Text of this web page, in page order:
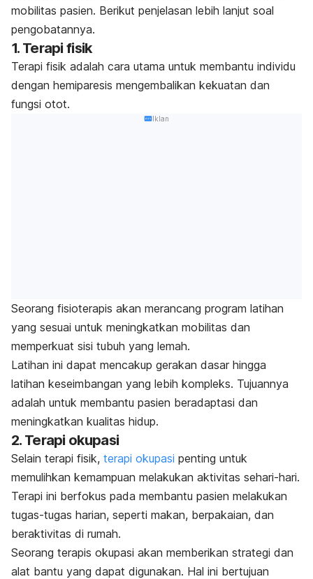
mobilitas pasien. Berikut penjelasan lebih lanjut soal
pengobatannya.
1. Terapi fisik
Terapi fisik adalah cara utama untuk membantu individu
dengan hemiparesis mengembalikan kekuatan dan
fungsi otot.
Iklan
Seorang fisioterapis akan merancang program latihan
yang sesuai untuk meningkatkan mobilitas dan
memperkuat sisi tubuh yang lemah.
Latihan ini dapat mencakup gerakan dasar hingga
latihan keseimbangan yang lebih kompleks. Tujuannya
adalah untuk membantu pasien beradaptasi dan
meningkatkan kualitas hidup.
2. Terapi okupasi
Selain terapi fisik, terapi okupasi penting untuk
memulihkan kemampuan melakukan aktivitas sehari-hari.
Terapi ini berfokus pada membantu pasien melakukan
tugas-tugas harian, seperti makan, berpakaian, dan
beraktivitas di rumah.
Seorang terapis okupasi akan memberikan strategi dan
alat bantu yang dapat digunakan. Hal ini bertujuan